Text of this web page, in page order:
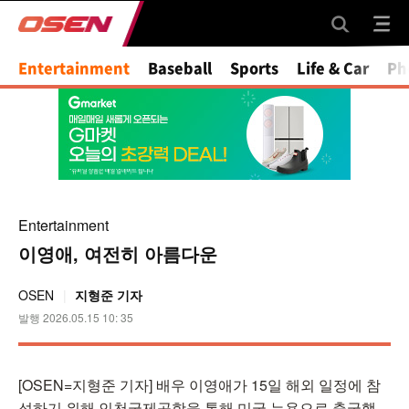
Mute
Entertainment Baseball Sports Life & Car
Entertainment
이영애, 여전히 아름다운
OSEN 지형준 기자
발행 2026.05.15 10: 35
[OSEN=지형준 기자] 배우 이영애가 15일 해외 일정에 참